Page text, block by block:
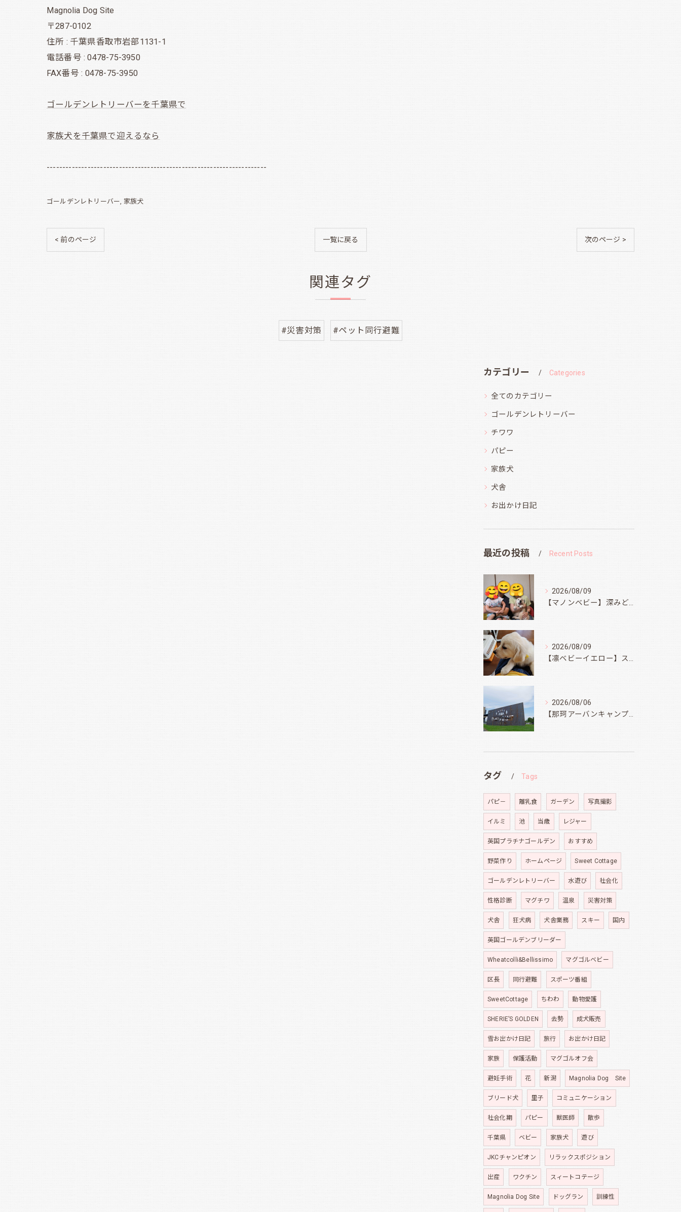
Magnolia Dog Site
〒287-0102
住所 : 千葉県香取市岩部1131-1
電話番号 : 0478-75-3950
FAX番号 : 0478-75-3950
ゴールデンレトリーバーを千葉県で
家族犬を千葉県で迎えるなら
----------------------------------------------------------------------
ゴールデンレトリーバー 家族犬
< 前のページ 一覧に戻る 次のページ >
関連タグ
#災害対策 #ペット同行避難
カテゴリー Categories
全てのカテゴリー
ゴールデンレトリーバー
チワワ
パピー
家族犬
犬舎
お出かけ日記
最近の投稿 Recent Posts
2026/08/09
【マノンベビー】深みどり君
2026/08/09
【凛ベビーイエロー】スィートコテージへ
2026/08/06
【那珂アーバンキャンプフィールド】
タグ Tags
パピ－ 離乳食 ガーデン 写真撮影
イルミ 池 当歳 レジャー
英国プラチナゴールデン おすすめ
野菜作り ホームページ Sweet Cottage
ゴールデンレトリーバー 水遊び 社会化
性格診断 マグチワ 温泉 災害対策
犬舎 狂犬病 犬舎業務 スキー 国内
英国ゴールデンブリーダー
Wheatcolli&Bellissimo マグゴルベビー
区長 同行避難 スポーツ番組
SweetCottage ちわわ 動物愛護
SHERIE’S GOLDEN 去勢 成犬販売
雪お出かけ日記 旅行 お出かけ日記
家族 保護活動 マグゴルオフ会
避妊手術 花 新潟 Magnolia Dog Site
ブリード犬 里子 コミュニケーション
社会化期 パピー 獣医師 散歩
千葉県 ベビー 家族犬 遊び
JKCチャンピオン リラックスポジション
出産 ワクチン スィートコテージ
Magnolia Dog Site ドッグラン 訓練性